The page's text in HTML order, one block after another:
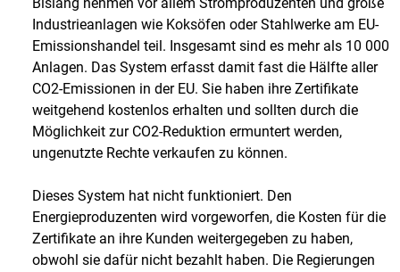
Industrieanlagen wie Koksöfen oder Stahlwerke am EU-
Emissionshandel teil. Insgesamt sind es mehr als 10 000
Anlagen. Das System erfasst damit fast die Hälfte aller
CO2-Emissionen in der EU. Sie haben ihre Zertifikate
weitgehend kostenlos erhalten und sollten durch die
Möglichkeit zur CO2-Reduktion ermuntert werden,
ungenutzte Rechte verkaufen zu können.
Dieses System hat nicht funktioniert. Den
Energieproduzenten wird vorgeworfen, die Kosten für die
Zertifikate an ihre Kunden weitergegeben zu haben,
obwohl sie dafür nicht bezahlt haben. Die Regierungen